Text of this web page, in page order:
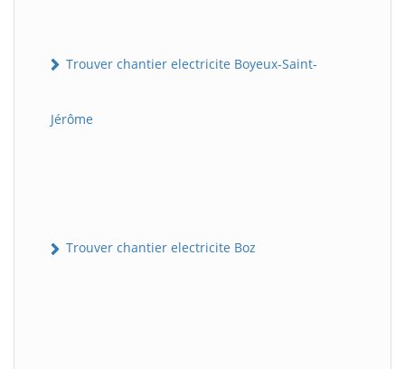
Trouver chantier electricite Boyeux-Saint-
Jérôme
Trouver chantier electricite Boz